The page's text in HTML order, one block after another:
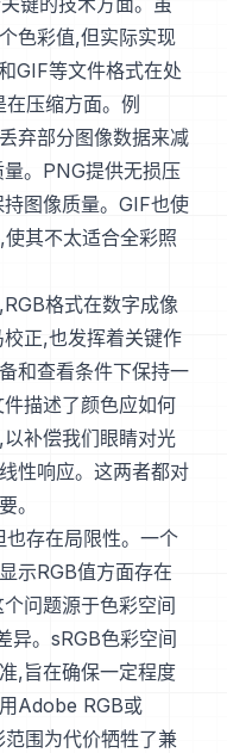
色彩值,但实际实现
GIF等文件格式在处
压缩方面。例
弃部分图像数据来减
。PNG提供无损压
图像质量。GIF也使
其不太适合全彩照
格式在数字成像
正,也发挥着关键作
和查看条件下保持一
描述了颜色应如何
补偿我们眼睛对光
性响应。这两者都对
。
存在局限性。一个
示RGB值方面存在
问题源于色彩空间
异。sRGB色彩空间
,旨在确保一定程度
Adobe RGB或
围为代价牺牲了兼